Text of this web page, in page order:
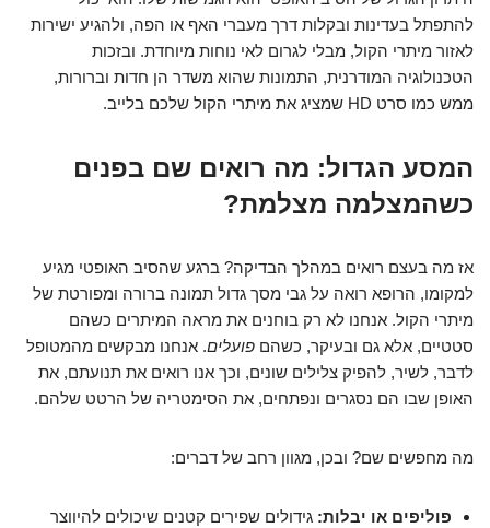
להתפתל בעדינות ובקלות דרך מעברי האף או הפה, ולהגיע ישירות
לאזור מיתרי הקול, מבלי לגרום לאי נוחות מיוחדת. ובזכות
הטכנולוגיה המודרנית, התמונות שהוא משדר הן חדות וברורות,
ממש כמו סרט HD שמציג את מיתרי הקול שלכם בלייב.
המסע הגדול: מה רואים שם בפנים
כשהמצלמה מצלמת?
אז מה בעצם רואים במהלך הבדיקה? ברגע שהסיב האופטי מגיע
למקומו, הרופא רואה על גבי מסך גדול תמונה ברורה ומפורטת של
מיתרי הקול. אנחנו לא רק בוחנים את מראה המיתרים כשהם
סטטיים, אלא גם ובעיקר, כשהם פועלים. אנחנו מבקשים מהמטופל
לדבר, לשיר, להפיק צלילים שונים, וכך אנו רואים את תנועתם, את
האופן שבו הם נסגרים ונפתחים, את הסימטריה של הרטט שלהם.
מה מחפשים שם? ובכן, מגוון רחב של דברים:
פוליפים או יבלות: גידולים שפירים קטנים שיכולים להיווצר